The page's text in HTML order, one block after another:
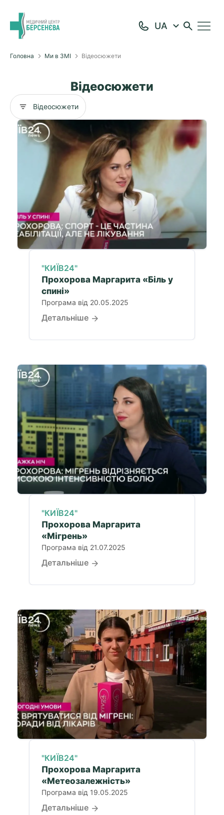
Головна Ми в ЗМІ Відеосюжети
Відеосюжети
"КИЇВ24"
Прохорова Маргарита «Біль у
спині»
Програма від 20.05.2025
Детальніше
"КИЇВ24"
Прохорова Маргарита
«Мігрень»
Програма від 21.07.2025
Детальніше
"КИЇВ24"
Прохорова Маргарита
«Метеозалежність»
Програма від 19.05.2025
Детальніше